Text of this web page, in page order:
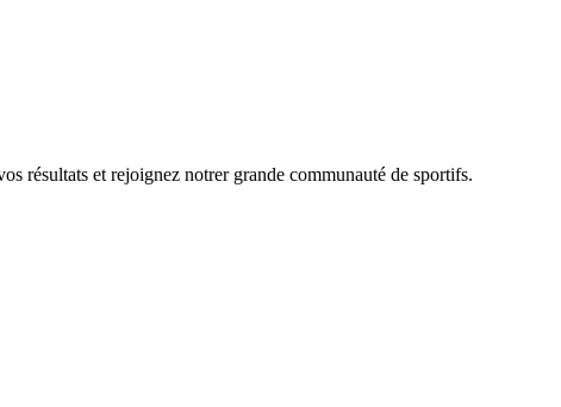
résultats et rejoignez notrer grande communauté de sportifs.